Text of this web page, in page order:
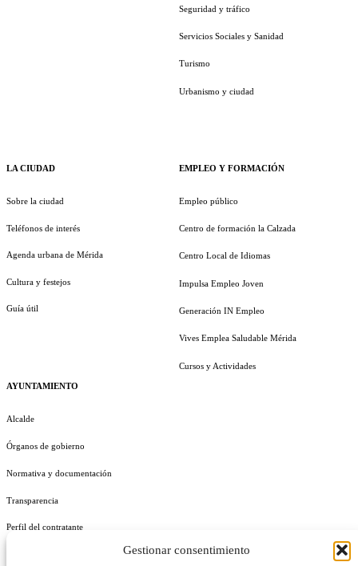
Gestionar consentimiento
LA CIUDAD
Sobre la ciudad
Teléfonos de interés
Agenda urbana de Mérida
Cultura y festejos
Guía útil
AYUNTAMIENTO
Alcalde
Órganos de gobierno
Normativa y documentación
Transparencia
Perfil del contratante
Seguridad y tráfico
Servicios Sociales y Sanidad
Turismo
Urbanismo y ciudad
EMPLEO Y FORMACIÓN
Empleo público
Centro de formación la Calzada
Centro Local de Idiomas
Impulsa Empleo Joven
Generación IN Empleo
Vives Emplea Saludable Mérida
Cursos y Actividades